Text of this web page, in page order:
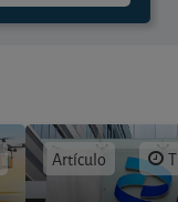
Artículo